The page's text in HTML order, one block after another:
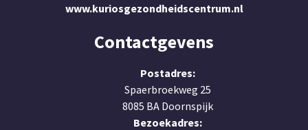
www.kuriosgezondheidscentrum.nl
Contactgevens
Postadres:
Spaerbroekweg 25
8085 BA Doornspijk
Bezoekadres: